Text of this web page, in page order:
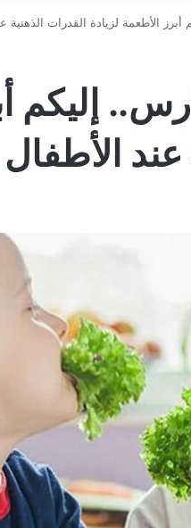
الأطعمة لزيادة القدرات الذهنية
إليكم
عند الأطفال